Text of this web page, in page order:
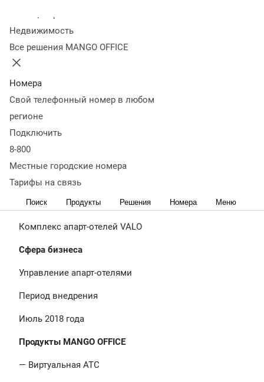
Недвижимость
Все решения MANGO OFFICE
Номера
Свой телефонный номер в любом
регионе
Подключить
8-800
Местные городские номера
Тарифы на связь
Поиск Продукты Решения Номера Меню
до 5 звезд и два международных отельных бренда.
VALO управляет комплексом из 6 апарт-отелей в
Санкт-Петербурге. Гостям доступны фитнес-центр,
магазины, конференц-залы, кинотеатр, парк
https://valoservice.ru/
О
проекте
внедрения
Клиент
Комплекс апарт-отелей VALO
Сфера бизнеса
Управление апарт-отелями
Период внедрения
Июль 2018 года
Продукты MANGO OFFICE
— Виртуальная АТС